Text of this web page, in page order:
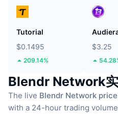
Tutorial
$0.1495
209.14%
$3.25
Blendr Network
The live Blendr Network
with a 24-hour trading volume